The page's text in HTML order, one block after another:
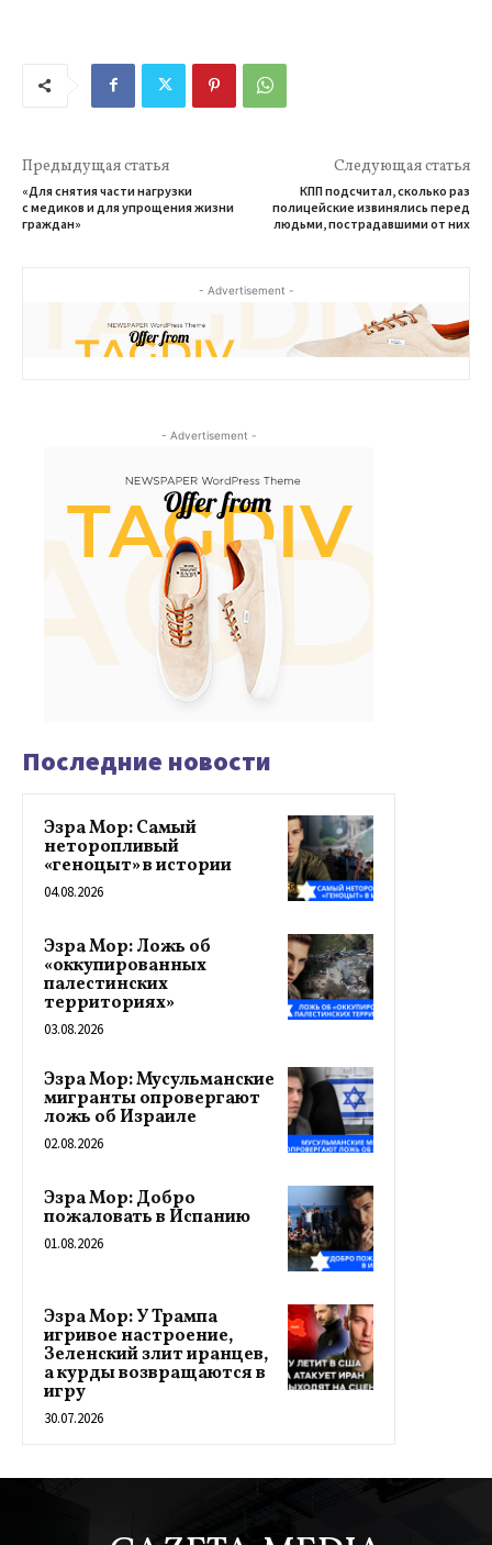
Предыдущая статья
«Для снятия части нагрузки
с медиков и для упрощения жизни
граждан»
Следующая статья
КПП подсчитал, сколько раз
полицейские извинялись перед
людьми, пострадавшими от них
- Advertisement -
- Advertisement -
Последние новости
Эзра Мор: Самый
неторопливый
«геноцыт» в истории
04.08.2026
Эзра Мор: Ложь об
«оккупированных
палестинских
территориях»
03.08.2026
Эзра Мор: Мусульманские
мигранты опровергают
ложь об Израиле
02.08.2026
Эзра Мор: Добро
пожаловать в Испанию
01.08.2026
Эзра Мор: У Трампа
игривое настроение,
Зеленский злит иранцев,
а курды возвращаются в
игру
30.07.2026